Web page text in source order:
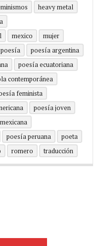
heavy metal
mexico
mujer
poesía
poesía argentina
poesía ecuatoriana
contemporánea
feminista
poesía joven
poesía peruana
poeta
romero traducción